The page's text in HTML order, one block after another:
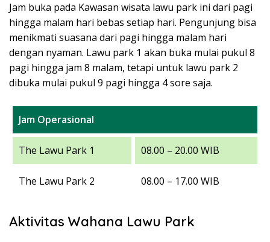
Jam buka pada Kawasan wisata lawu park ini dari pagi
hingga malam hari bebas setiap hari. Pengunjung bisa
menikmati suasana dari pagi hingga malam hari
dengan nyaman. Lawu park 1 akan buka mulai pukul 8
pagi hingga jam 8 malam, tetapi untuk lawu park 2
dibuka mulai pukul 9 pagi hingga 4 sore saja.
Jam Operasional
The Lawu Park 1 08.00 – 20.00 WIB
The Lawu Park 2 08.00 – 17.00 WIB
Aktivitas Wahana Lawu Park